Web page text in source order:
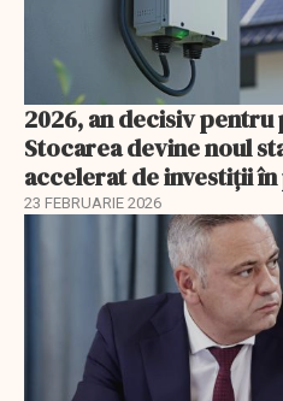
2026, an decisiv
Stocarea devine noul
accelerat de investiții
23 FEBRUARIE 2026